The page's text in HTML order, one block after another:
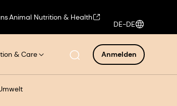
Animal Nutrition & Health
DE-DE
& Care Anmelden